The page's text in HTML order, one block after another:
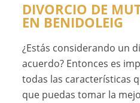
DIVORCIO DE
EN BENIDOLEIG
¿Estás considerando un
acuerdo? Entonces es
todas las características
que puedas tomar la